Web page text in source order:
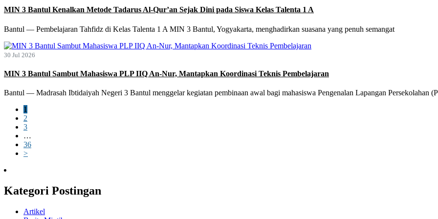
MIN 3 Bantul Kenalkan Metode Tadarus Al-Qur’an Sejak Dini pada Siswa Kelas Talenta 1 A
Bantul — Pembelajaran Tahfidz di Kelas Talenta 1 A MIN 3 Bantul, Yogyakarta, menghadirkan suasana yang penuh semangat
30 Jul 2026
MIN 3 Bantul Sambut Mahasiswa PLP IIQ An-Nur, Mantapkan Koordinasi Teknis Pembelajaran
Bantul — Madrasah Ibtidaiyah Negeri 3 Bantul menggelar kegiatan pembinaan awal bagi mahasiswa Pengenalan Lapangan Persekolahan
1
2
3
…
36
>
Kategori Postingan
Artikel